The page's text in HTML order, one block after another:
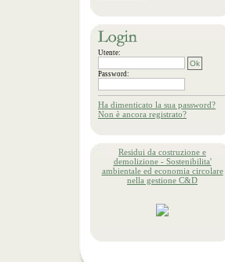
Utente:
Password:
Ha dimenticato la sua password?
Non è ancora registrato?
Residui da costruzione e
demolizione - Sostenibilita'
ambientale ed economia circolare
nella gestione C&D